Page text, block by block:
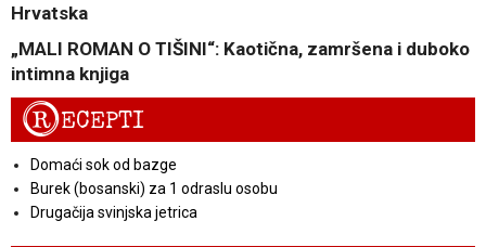
Hrvatska
„MALI ROMAN O TIŠINI“: Kaotična, zamršena i duboko
intimna knjiga
RECEPTI
Domaći sok od bazge
Burek (bosanski) za 1 odraslu osobu
Drugačija svinjska jetrica